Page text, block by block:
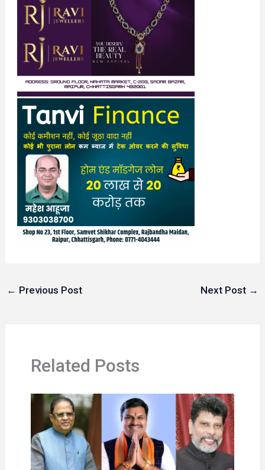
← Previous Post Next Post →
Related Posts